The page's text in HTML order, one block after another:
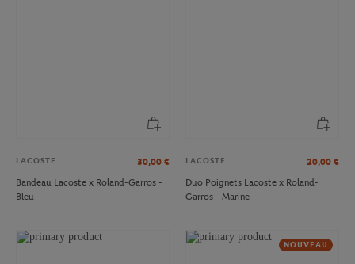
LACOSTE 30,00 €
Bandeau Lacoste x Roland-Garros -
Bleu
LACOSTE 20,00 €
Duo Poignets Lacoste x Roland-
Garros - Marine
NOUVEAU